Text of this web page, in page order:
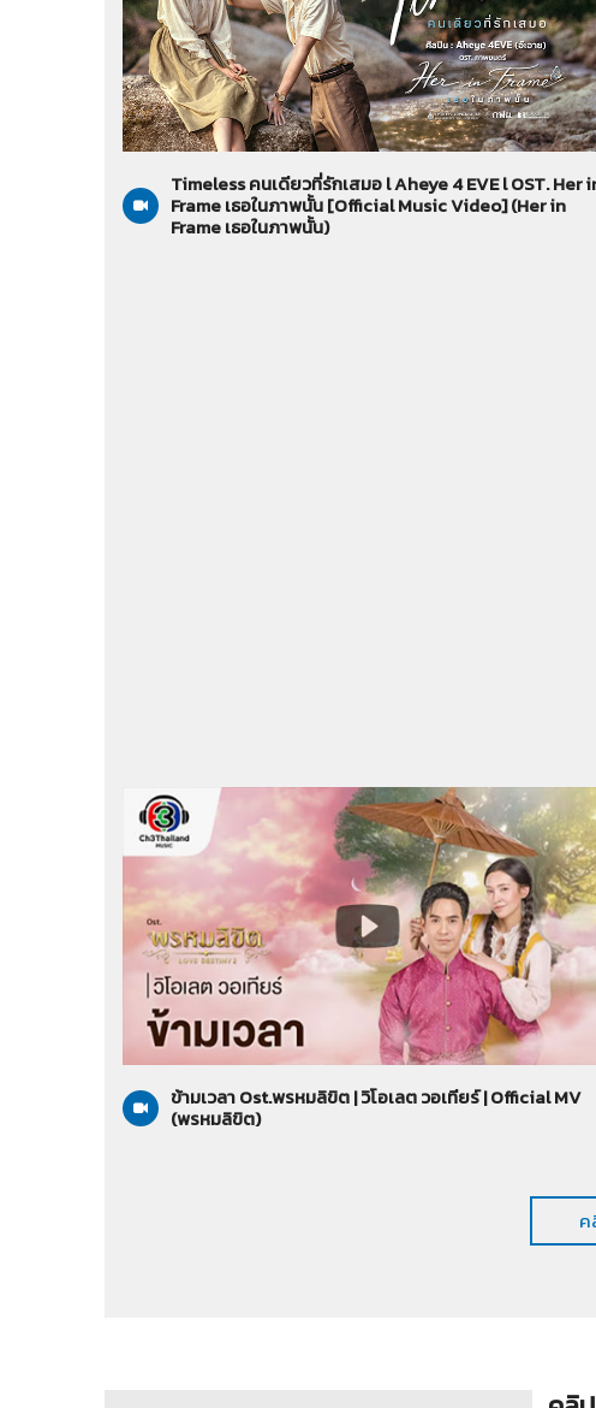
05-08-2569
Her in Frame เธอในภาพนั้น
Timeless คนเดียวที่รักเสมอ l Aheye 4 EVE l OST. Her
Frame เธอในภาพนั้น [Official Music Video] (Her in
Frame เธอในภาพนั้น)
25-10-2566
พรหมลิขิต
ข้ามเวลา Ost.พรหมลิขิต | วิโอเลต วอเทียร์ | Official MV
(พรหมลิขิต)
ค